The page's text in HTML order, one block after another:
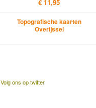
€ 11,95
Topografische kaarten
Overijssel
Volg ons op twitter